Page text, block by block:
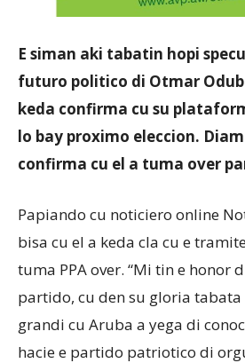
E siman aki tabatin hopi
futuro politico di Otmar
keda confirma cu su
lo bay proximo eleccion.
confirma cu el a tuma over
Papiando cu noticiero online
bisa cu el a keda cla cu e
tuma PPA over. “Mi tin e honor
partido, cu den su gloria
grandi cu Aruba a yega di
hacie e partido patriotico di